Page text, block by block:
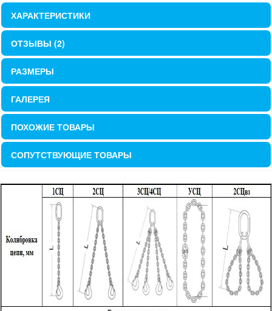
ХАРАКТЕРИСТИКИ
ОТЗЫВЫ (2)
РАЗМЕРЫ
ГАЛЕРЕЯ
ПОХОЖИЕ ТОВАРЫ
СОПУТСТВУЮЩИЕ ТОВАРЫ